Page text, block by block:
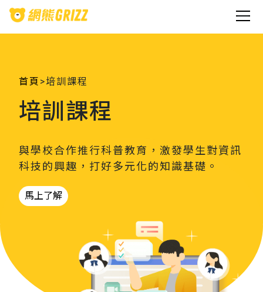
首頁 >培訓課程
培訓課程
與學校合作推行科普教育，激發學生對資訊
科技的興趣，打好多元化的知識基礎。
馬上了解